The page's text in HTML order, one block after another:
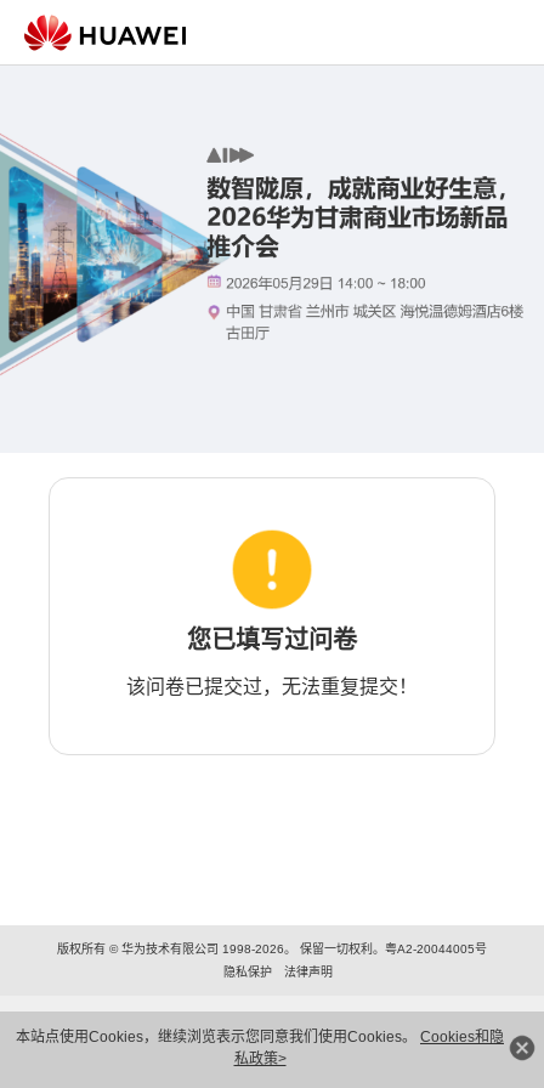
本站点使用Cookies，继续浏览表示您同意我们使用Cookies。 Cookies和隐
私政策>
您已填写过问卷
该问卷已提交过，无法重复提交！
版权所有 © 华为技术有限公司 1998-2026。 保留一切权利。粤A2-20044005号
隐私保护
法律声明